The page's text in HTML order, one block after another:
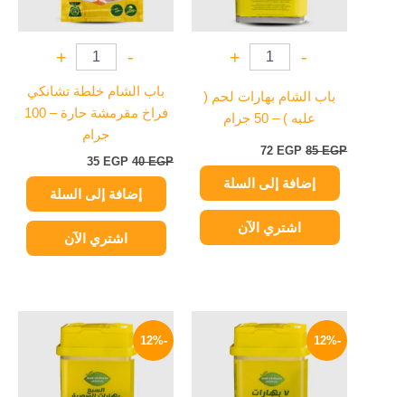
-
+
باب الشام بهارات لحم (
علبه ) – 50 جرام
85EGP
72 EGP
إضافة إلى السلة
اشتري الآن
-
+
باب الشام خلطة تشانكي
فراخ مقرمشة حارة – 100
جرام
40EGP
35 EGP
إضافة إلى السلة
اشتري الآن
-12%
الأصلي
هو:
85 EGP.
الحالي
75 EGP.
-12%
هو:
90 EGP.
الحالي
79 EGP.